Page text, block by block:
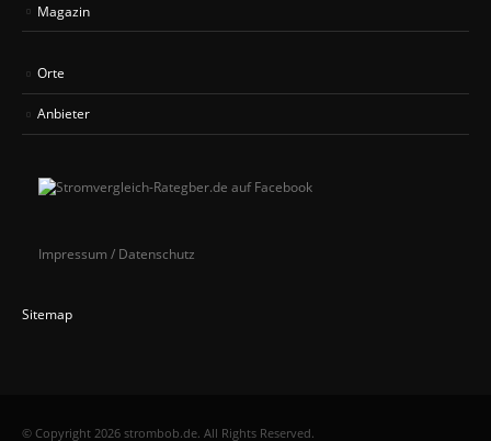
Magazin
Orte
Anbieter
Impressum / Datenschutz
Sitemap
© Copyright 2026 strombob.de. All Rights Reserved.